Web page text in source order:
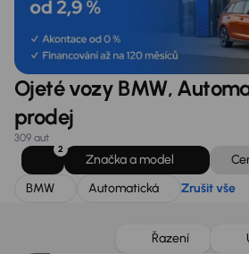
Ojeté vozy BMW,
prodej
309 aut
2
Značka a model
BMW
Automatická Zrušit vše
Řazení
Zlevněno o 20 000 Kč